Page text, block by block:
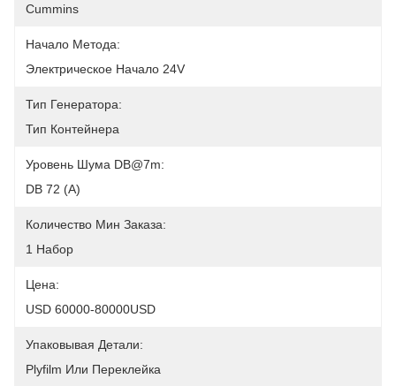
Cummins
Начало Метода:
Электрическое Начало 24V
Тип Генератора:
Тип Контейнера
Уровень Шума DB@7m:
DB 72 (a)
Количество Мин Заказа:
1 Набор
Цена:
USD 60000-80000USD
Упаковывая Детали:
Plyfilm Или Переклейка